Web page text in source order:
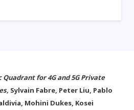
for 4G and 5G Private
Sylvain Fabre, Peter Liu, Pablo
Mohini Dukes, Kosei